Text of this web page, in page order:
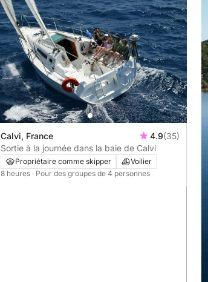
Calvi, France 4.9(35)
Sortie à la journée dans la baie de Calvi
Propriétaire comme skipper
Voilier
8 heures · Pour des groupes de 4 personnes